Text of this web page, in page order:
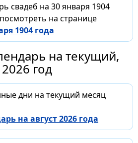
свадеб на 30 января 1904
на странице
1904 года
на текущий,
2026 год
дни на текущий месяц
на август 2026 года